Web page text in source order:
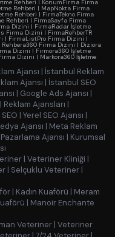
Rehberi | KonumFirma Firma
Rehberi | MapNokta Firma
Rehberi | FirmaTekno Firma
Rehberi | FirmaSayfa Firma
Dizini | FirmaRadar İşletme
Firma Dizini | FirmaRehberTR
| FirmaListPro Firma Dizini |
Rehbera360 Firma Dizini | Diziora
Dizini | Firmora360 İşletme
Dizini | Markora360 İşletme
Ajansı | İstanbul Reklam
Ajansı | İstanbul SEO
| Google Ads Ajansı |
| Reklam Ajansları |
| Yerel SEO Ajansı |
Ajansı | Meta Reklam
Ajansı | Kurumsal
| Veteriner Kliniği |
| Selçuklu Veteriner |
| Kadın Kuaförü | Meram
| Manoir Enchante
Veteriner | Veteriner